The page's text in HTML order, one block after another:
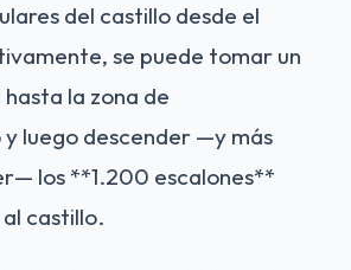
del castillo desde el
se puede tomar un
la zona de
luego descender —y más
los **1.200 escalones**
castillo.